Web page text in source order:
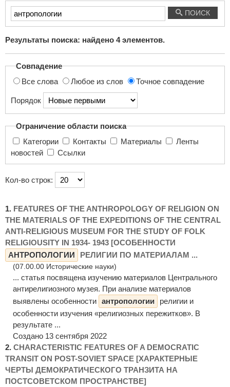
Введите
текст
поиска...
ПОИСК
Результаты поиска: найдено 4элементов.
Совпадение
Все слова
Любое из слов Точное совпадение
Порядок
Ограничение области поиска
Категории
Контакты Материалы
новостей
Ссылки
Кол-во строк:
1. FEATURES OF THE ANTHROPOLOGY OF RELIGION ON
THE MATERIALS OF THE EXPEDITIONS OF THE CENTRAL
ANTI-RELIGIOUS MUSEUM FOR THE STUDY OF FOLK
RELIGIOUSITY IN 1934- 1943 [ОСОБЕННОСТИ
АНТРОПОЛОГИИ
РЕЛИГИИ ПО МАТЕРИАЛАМ ...
(07.00.00 Исторические науки)
... статья посвящена изучению материалов Центрального
антирелигиозного музея. При анализе материалов
выявлены особенности антропологии
религии и
особенности изучения «религиозных пережитков». В
результате ...
Создано 13 сентября 2022
2. CHARACTERISTIC FEATURES OF A DEMOCRATIC
TRANSIT ON POST-SOVIET SPACE [ХАРАКТЕРНЫЕ
ЧЕРТЫ ДЕМОКРАТИЧЕСКОГО ТРАНЗИТА НА
ПОСТСОВЕТСКОМ ПРОСТРАНСТВЕ]